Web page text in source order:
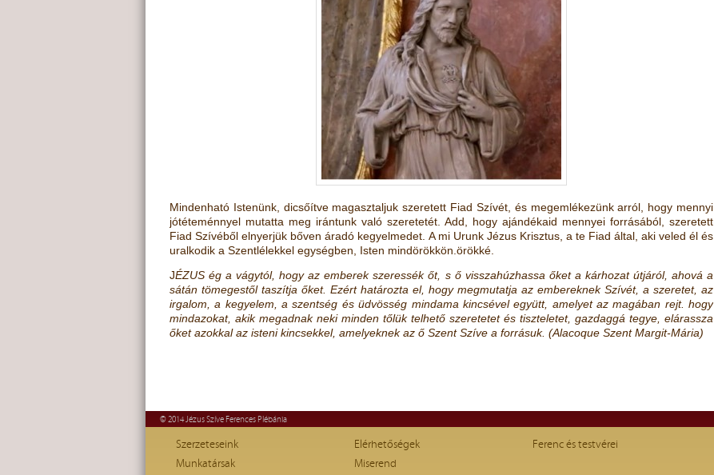
Mindenható Istenünk, dicsőítve magasztaljuk szeretett Fiad Szívét, és megemlékezünk arról, hogy mennyi
jótéteménnyel mutatta meg irántunk való szeretetét. Add, hogy ajándékaid mennyei forrásából, szeretett
Fiad Szívéből elnyerjük bőven áradó kegyelmedet. A mi Urunk Jézus Krisztus, a te Fiad által, aki veled él és
uralkodik a Szentlélekkel egységben, Isten mindörökkön.örökké.
JÉZUS ég a vágytól, hogy az emberek szeressék őt, s ő visszahúzhassa őket a kárhozat útjáról, ahová a
sátán tömegestől taszítja őket. Ezért határozta el, hogy megmutatja az embereknek Szívét, a szeretet, az
irgalom, a kegyelem, a szentség és üdvösség mindama kincsével együtt, amelyet az magában rejt. hogy
mindazokat, akik megadnak neki minden tőlük telhető szeretetet és tiszteletet, gazdaggá tegye, elárassza
őket azokkal az isteni kincsekkel, amelyeknek az ő Szent Szíve a forrásuk. (Alacoque Szent Margit-Mária)
© 2014 Jézus Szíve Ferences Plébánia
Szerzeteseink
Munkatársak
Elérhetőségek
Miserend
Ferenc és testvérei